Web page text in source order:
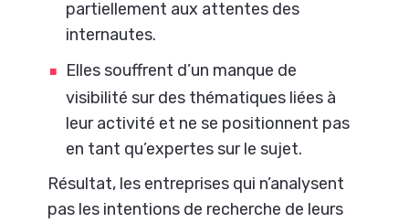
partiellement aux attentes des
internautes.
Elles souffrent d’un manque de
visibilité sur des thématiques liées à
leur activité et ne se positionnent pas
en tant qu’expertes sur le sujet.
Résultat, les entreprises qui n’analysent
pas les intentions de recherche de leurs